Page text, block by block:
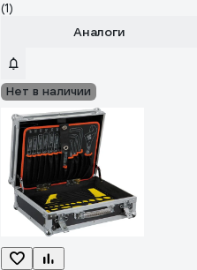
(1)
Аналоги
Нет в наличии